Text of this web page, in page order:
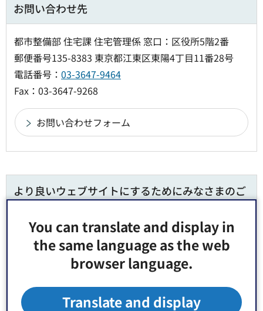
You can translate and display in
the same language as the web
browser language.
Translate and display
お問い合わせ先
都市整備部 住宅課 住宅管理係 窓口：区役所5階2番
郵便番号135-8383 東京都江東区東陽4丁目11番28号
電話番号： 03-3647-9464
Fax：03-3647-9268
より良いウェブサイトにするためにみなさまのご
このページの情報は役に立ちましたか？
1：役に立った
2：ふつう
このページの情報は見つけやすかったですか？